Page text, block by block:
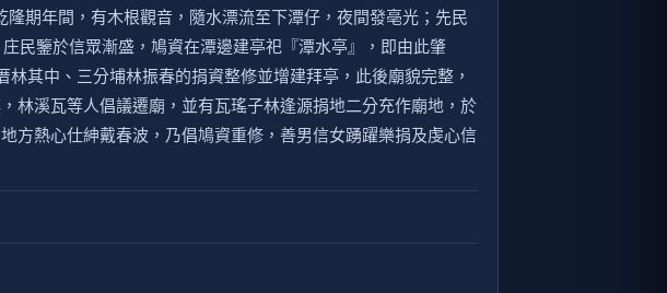
期年間，有木根觀音，隨水漂流至下潭仔，夜間發亳光；先民
民鑒於信眾漸盛，鳩資在潭邊建亭祀『潭水亭』，即由此肇
其中、三分埔林振春的捐資整修並增建拜亭，此後廟貌完整，
林溪瓦等人倡議遷廟，並有瓦瑤子林逢源捐地二分充作廟地，於
方熱心仕紳戴春波，乃倡鳩資重修，善男信女踴躍樂捐及虔心信